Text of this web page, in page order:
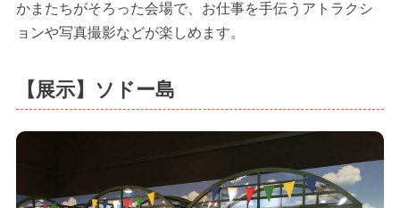
かまたちがそろった会場で、お仕事を手伝うアトラクシ
ョンや写真撮影などが楽しめます。
【展示】ソドー島